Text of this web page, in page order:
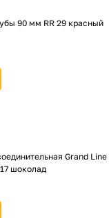
90 мм RR 29 красный
Grand Line
шоколад